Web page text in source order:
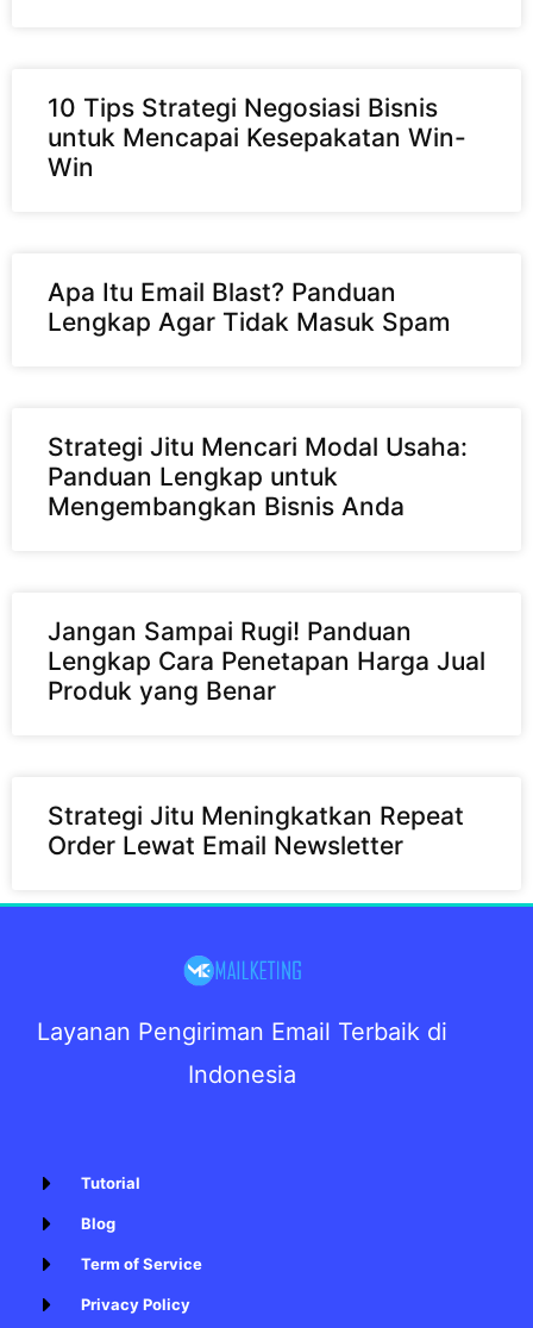
10 Tips Strategi Negosiasi Bisnis
untuk Mencapai Kesepakatan Win-
Win
Apa Itu Email Blast? Panduan
Lengkap Agar Tidak Masuk Spam
Strategi Jitu Mencari Modal Usaha:
Panduan Lengkap untuk
Mengembangkan Bisnis Anda
Jangan Sampai Rugi! Panduan
Lengkap Cara Penetapan Harga Jual
Produk yang Benar
Strategi Jitu Meningkatkan Repeat
Order Lewat Email Newsletter
Layanan Pengiriman Email Terbaik di
Indonesia
Tutorial
Blog
Term of Service
Privacy Policy